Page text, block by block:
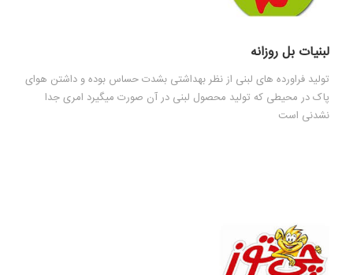
لبنیات بل روزانه
تولید فراورده های لبنی از نظر بهداشتی بشدت حساس بوده و داشتن هوای
پاک در محیطی که تولید محصول لبنی در آن صورت میگیرد امری جدا
نشدنی است